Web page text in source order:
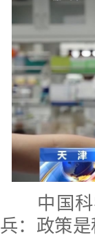
中国科
兵：政策